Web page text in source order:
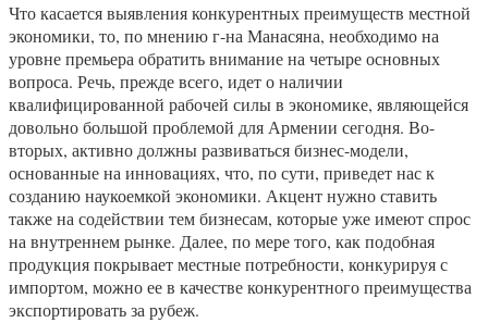
Что касается выявления конкурентных преимуществ местной
экономики, то, по мнению г-на Манасяна, необходимо на
уровне премьера обратить внимание на четыре основных
вопроса. Речь, прежде всего, идет о наличии
квалифицированной рабочей силы в экономике, являющейся
довольно большой проблемой для Армении сегодня. Во-
вторых, активно должны развиваться бизнес-модели,
основанные на инновациях, что, по сути, приведет нас к
созданию наукоемкой экономики. Акцент нужно ставить
также на содействии тем бизнесам, которые уже имеют спрос
на внутреннем рынке. Далее, по мере того, как подобная
продукция покрывает местные потребности, конкурируя с
импортом, можно ее в качестве конкурентного преимущества
экспортировать за рубеж.